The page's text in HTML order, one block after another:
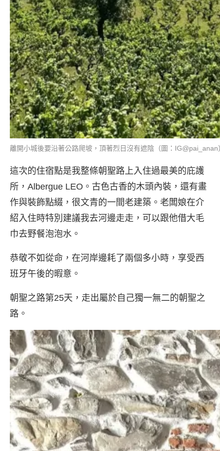
離開小城後要沿著公路爬坡，頂著烈日沒有遮陰（圖：IG@pai_anan
這次的住宿點是我整條朝聖路上入住過最美的庇護
所，Albergue LEO。古色古香的木頭內裝，還有畫
作與裝飾點綴，很文青的一間老建築。老闆娘在介
紹入住時特別建議我去河邊走走，可以跟他借大毛
巾去野餐泡泡水。
恭敬不如從命，在河岸邊耗了兩個多小時，享受西
班牙午後的暇意。
朝聖之路第25天，走出屬於自己獨一無二的朝聖之
路。